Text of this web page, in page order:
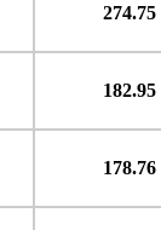
274.75
182.95
178.76